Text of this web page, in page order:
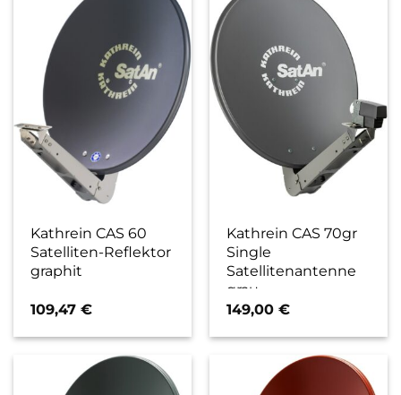
Kathrein CAS 60
Satelliten-Reflektor
graphit
109,47€
Kathrein CAS 70gr
Single
Satellitenantenne
grau
149,00€